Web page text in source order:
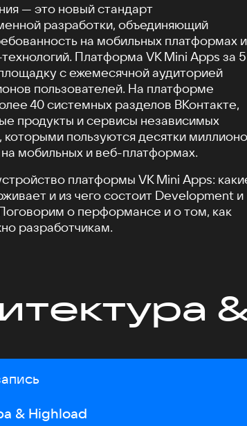
— это новый стандарт
разработки, объединяющий
на мобильных платформах и
Платформа VK Mini Apps за 5
с ежемесячной аудиторией
пользователей. На платформе
40 системных разделов ВКонтакте,
продукты и сервисы независимых
которыми пользуются десятки
мобильных и веб-платформах.
платформы VK Mini Apps:
и из чего состоит Development и
о перформансе и о том, как
разработчикам.
& Highload